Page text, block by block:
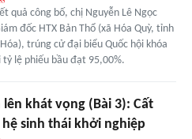
quả công bố, chị Nguyễn Lê Ngọc
đốc HTX Bản Thổ (xã Hóa Quỳ, tỉnh
trúng cử đại biểu Quốc hội khóa
tỷ lệ phiếu bầu đạt 95,00%.
lên khát vọng (Bài 3): Cất
sinh thái khởi nghiệp